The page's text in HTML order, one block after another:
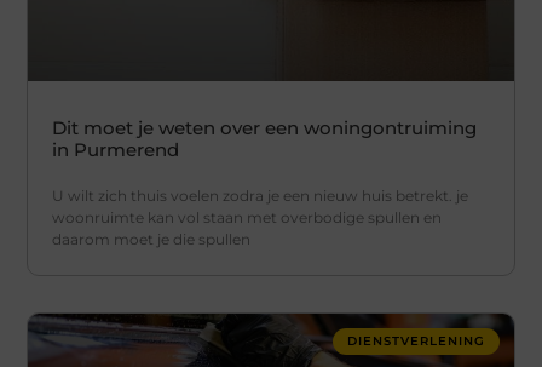
Dit moet je weten over een woningontruiming
in Purmerend
U wilt zich thuis voelen zodra je een nieuw huis betrekt. je
woonruimte kan vol staan met overbodige spullen en
daarom moet je die spullen
DIENSTVERLENING